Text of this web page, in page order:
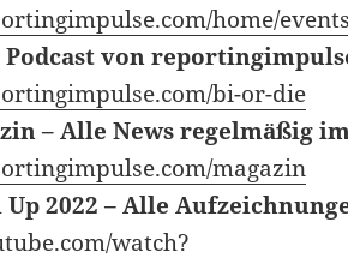
home/
Podcast von
bi-or-die
– Alle News regelmäßig
magazin
2022 – Alle
watch?